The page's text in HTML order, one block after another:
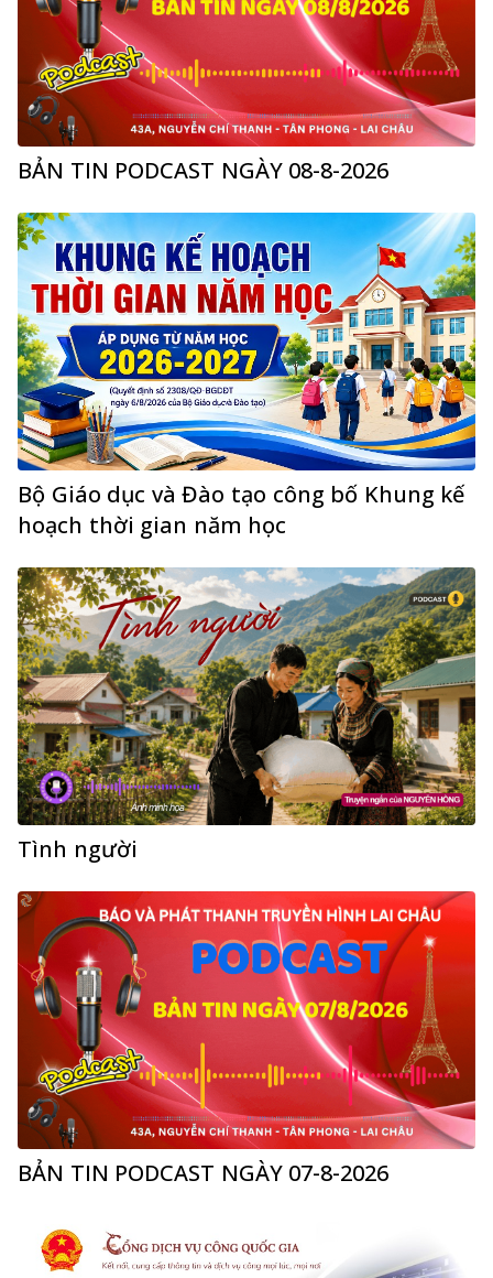
BẢN TIN PODCAST NGÀY 08-8-2026
Bộ Giáo dục và Đào tạo công bố Khung kế
hoạch thời gian năm học
Tình người
BẢN TIN PODCAST NGÀY 07-8-2026